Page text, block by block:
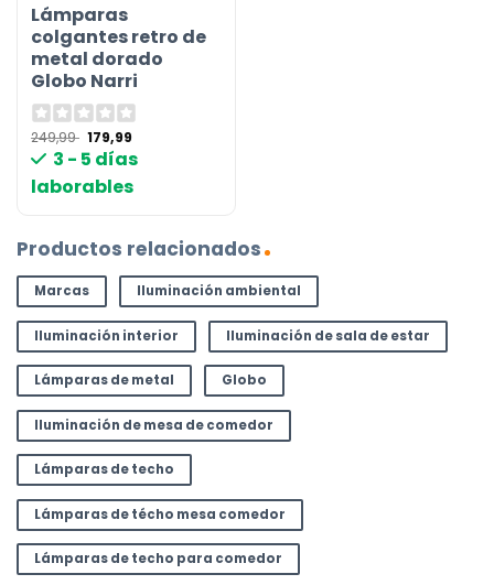
Lámparas
colgantes retro de
metal dorado
Globo Narri
249,99 El
precio
original
era:
249,99 €.
179,99
actual
3 - 5 días
laborables
Productos relacionados
Marcas Iluminación ambiental
Iluminación interior Iluminación de sala de estar
Lámparas de metal Globo
Iluminación de mesa de comedor
Lámparas de techo
Lámparas de técho mesa comedor
Lámparas de techo para comedor